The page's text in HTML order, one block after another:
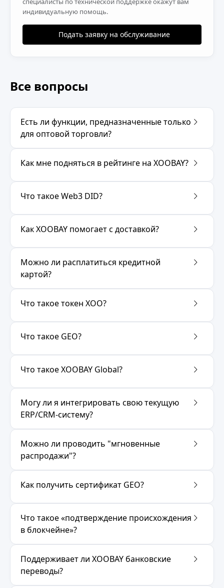
индивидуальную помощь.
Подать заявку на обслуживание
Все вопросы
Есть ли функции, предназначенные только
для оптовой торговли?
Как мне подняться в рейтинге на XOOBAY?
Что такое Web3 DID?
Как XOOBAY помогает с доставкой?
Можно ли расплатиться кредитной
картой?
Что такое токен XOO?
Что такое GEO?
Что такое XOOBAY Global?
Могу ли я интегрировать свою текущую
ERP/CRM-систему?
Можно ли проводить "мгновенные
распродажи"?
Как получить сертификат GEO?
Что такое «подтверждение происхождения
в блокчейне»?
Поддерживает ли XOOBAY банковские
переводы?